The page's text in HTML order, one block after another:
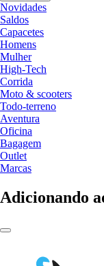
Novidades
Saldos
Capacetes
Homens
Mulher
High-Tech
Corrida
Moto & scooters
Todo-terreno
Aventura
Oficina
Bagagem
Outlet
Marcas
Adicionando